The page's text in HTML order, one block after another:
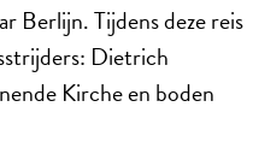
Berlijn. Tijdens deze reis
Dietrich
Kirche en boden